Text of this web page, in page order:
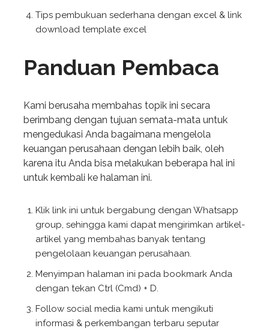
Tips pembukuan sederhana dengan excel & link
download template excel
Panduan Pembaca
Kami berusaha membahas topik ini secara
berimbang dengan tujuan semata-mata untuk
mengedukasi Anda bagaimana mengelola
keuangan perusahaan dengan lebih baik, oleh
karena itu Anda bisa melakukan beberapa hal ini
untuk kembali ke halaman ini.
Klik link ini untuk bergabung dengan Whatsapp
group, sehingga kami dapat mengirimkan artikel-
artikel yang membahas banyak tentang
pengelolaan keuangan perusahaan.
Menyimpan halaman ini pada bookmark Anda
dengan tekan Ctrl (Cmd) + D.
Follow social media kami untuk mengikuti
informasi & perkembangan terbaru seputar